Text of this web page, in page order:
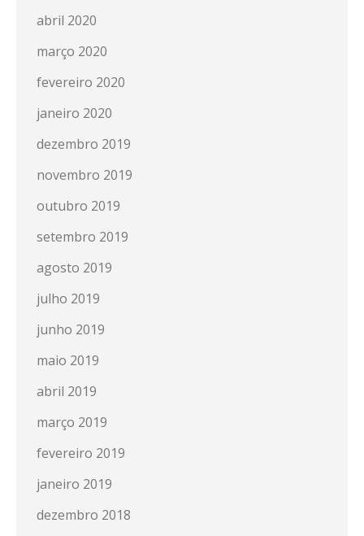
abril 2020
março 2020
fevereiro 2020
janeiro 2020
dezembro 2019
novembro 2019
outubro 2019
setembro 2019
agosto 2019
julho 2019
junho 2019
maio 2019
abril 2019
março 2019
fevereiro 2019
janeiro 2019
dezembro 2018